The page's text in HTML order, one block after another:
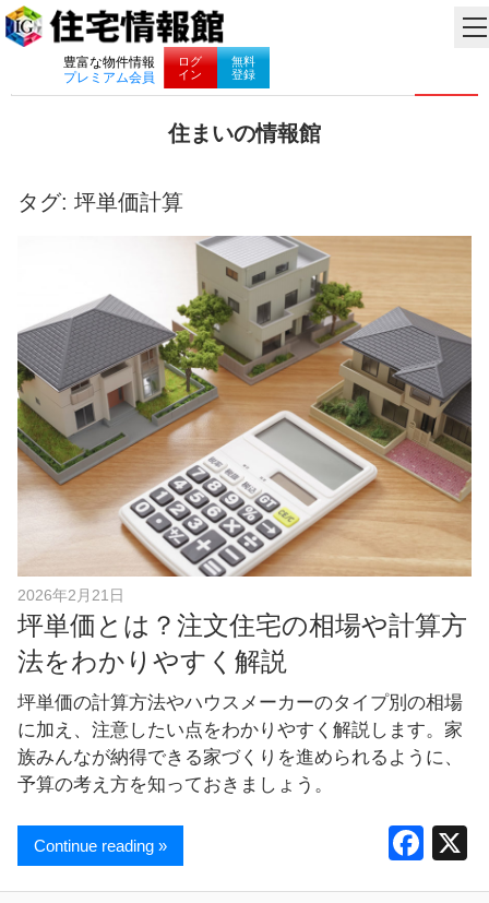
豊富な物件情報
プレミアム会員
ログ
イン
無料
登録
ナビゲーション
住まいの情報館
い
と
立
つ
情
報
を
お
届
け
タグ: 坪単価計算
2026年2月21日
坪単価とは？注文住宅の相場や計算方
法をわかりやすく解説
坪単価の計算方法やハウスメーカーのタイプ別の相場
に加え、注意したい点をわかりやすく解説します。家
族みんなが納得できる家づくりを進められるように、
予算の考え方を知っておきましょう。
F
Continue reading »